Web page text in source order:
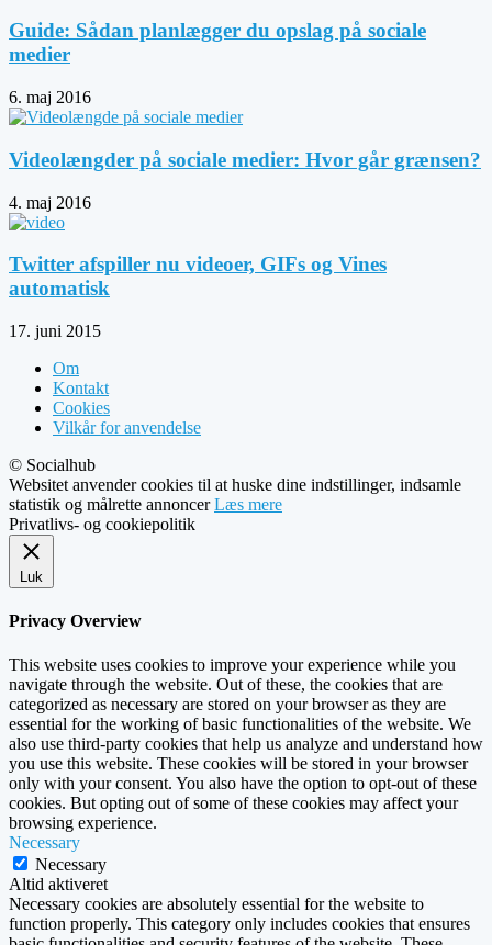
Guide: Sådan planlægger du opslag på sociale
medier
6. maj 2016
Videolængder på sociale medier: Hvor går grænsen?
4. maj 2016
Twitter afspiller nu videoer, GIFs og Vines
automatisk
17. juni 2015
Om
Kontakt
Cookies
Vilkår for anvendelse
© Socialhub
Websitet anvender cookies til at huske dine indstillinger, indsamle
statistik og målrette annoncerLæs mere
Privatlivs- og cookiepolitik
Luk
Privacy Overview
This website uses cookies to improve your experience while you
navigate through the website. Out of these, the cookies that are
categorized as necessary are stored on your browser as they are
essential for the working of basic functionalities of the website. We
also use third-party cookies that help us analyze and understand how
you use this website. These cookies will be stored in your browser
only with your consent. You also have the option to opt-out of these
cookies. But opting out of some of these cookies may affect your
browsing experience.
Necessary
Necessary
Altid aktiveret
Necessary cookies are absolutely essential for the website to
function properly. This category only includes cookies that ensures